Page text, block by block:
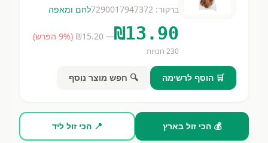
ברקוד: 7290017947372לחם ומאפה
₪13.90
— ₪
15.20
(
9% הפרש)
230 חנויות
🛒 הוסף לרשימה 🔍 חפש מוצר נוסף
💰 הכי זול בארץ 📍 הכי זול ליד